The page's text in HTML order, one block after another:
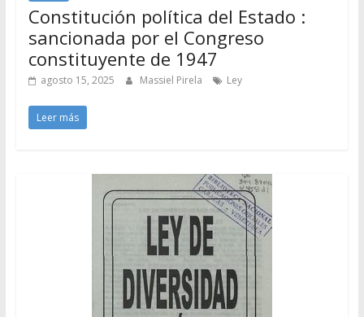
Constitución política del Estado :
sancionada por el Congreso
constituyente de 1947
agosto 15, 2025 Massiel Pirela Ley
Leer más